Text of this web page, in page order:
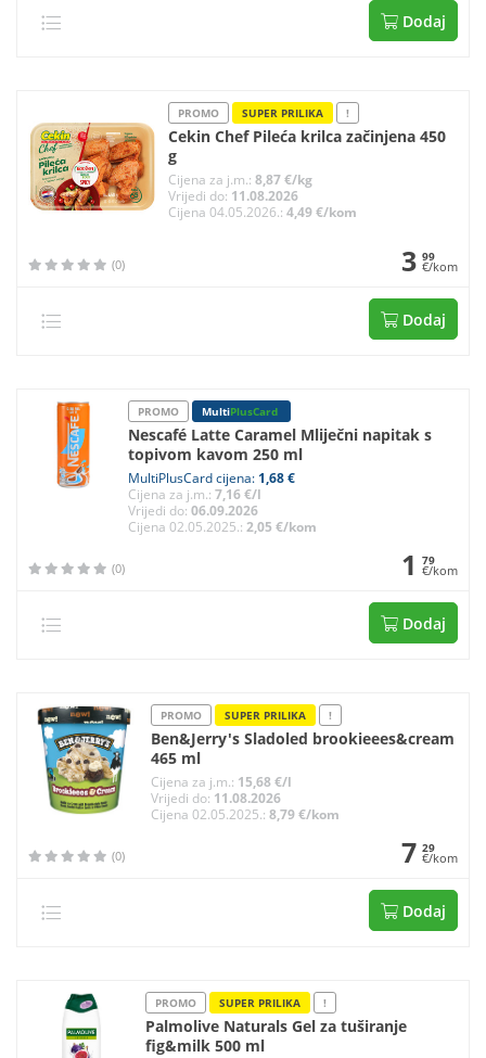
Dodaj
PROMO SUPER PRILIKA !
Cekin Chef Pileća krilca začinjena 450
g
Cijena za j.m.:8,87 €/kg
Vrijedi do: 11.08.2026
Cijena 04.05.2026.:4,49 €/kom
(0) 3 99
€/kom
Dodaj
PROMO MultiPlusCard
Nescafé Latte Caramel Mliječni napitak s
topivom kavom 250 ml
MultiPlusCard cijena: 1,68 €
Cijena za j.m.: 7,16 €/l
Vrijedi do: 06.09.2026
Cijena 02.05.2025.: 2,05 €/kom
(0) 1 79
€/kom
Dodaj
PROMO SUPER PRILIKA !
Ben&Jerry's Sladoled brookieees&cream
465 ml
Cijena za j.m.: 15,68 €/l
Vrijedi do: 11.08.2026
Cijena 02.05.2025.: 8,79 €/kom
(0) 7 29
€/kom
Dodaj
PROMO SUPER PRILIKA !
Palmolive Naturals Gel za tuširanje
fig&milk 500 ml